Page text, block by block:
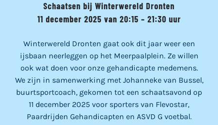
Schaatsen bij Winterwereld Dronten
11 december 2025 van 20:15 – 21:30 uur
Winterwereld Dronten gaat ook dit jaar weer een
ijsbaan neerleggen op het Meerpaalplein. Ze willen
ook wat doen voor onze gehandicapte medemens.
We zijn in samenwerking met Johanneke van Bussel,
buurtsportcoach, gekomen tot een schaatsavond op
11 december 2025 voor sporters van Flevostar,
Paardrijden Gehandicapten en ASVD G voetbal.